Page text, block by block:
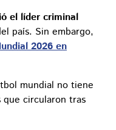
el líder criminal
país. Sin embargo,
2026 en
mundial no tiene
que circularon tras